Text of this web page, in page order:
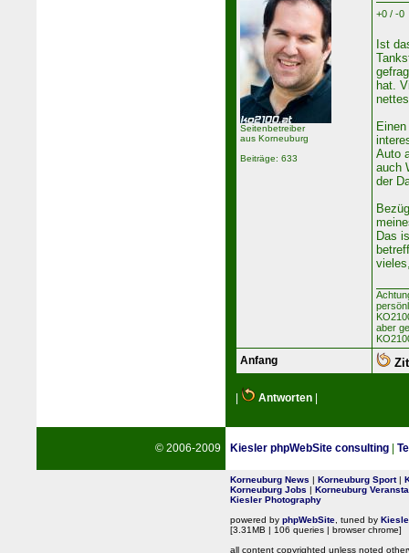
Seitenbetreiber
aus Korneuburg
Beiträge: 633
+0 / -0
Ist
hat.
Auto
auch
der
Das
aber
Anfang
Antworten
© 2006-2009 Kiesler phpWebSite consulting
Korneuburg News | Korneuburg Sport|
Korneuburg Jobs | Korneuburg
Kiesler Photography
powered by phpWebSite , tuned by
[3.31MB | 106 queries | browser chrome]
all content copyrighted unless noted